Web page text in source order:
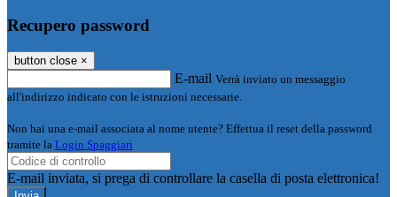
Recupero password
button close ×
E-mail Verrà inviato un messaggio
all'indirizzo indicato con le istruzioni necessarie.
Non hai una e-mail associata al nome utente? Effettua il reset della password
tramite la Login Spaggiari
E-mail inviata, si prega di controllare la casella di posta elettronica!